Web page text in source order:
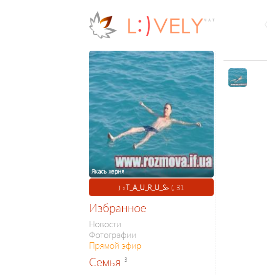
Якась херня
) «T_A_U_R_U_S» (, 31
Избранное
Новости
Фотографии
Прямой эфир
Семья 3